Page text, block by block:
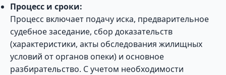
Процесс и сроки:
Процесс включает подачу иска, предварительное
судебное заседание, сбор доказательств
(характеристики, акты обследования жилищных
условий от органов опеки) и основное
разбирательство. С учетом необходимости